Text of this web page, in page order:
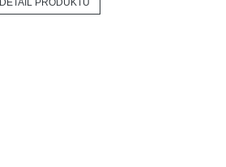
DETAIL PRODUKTU